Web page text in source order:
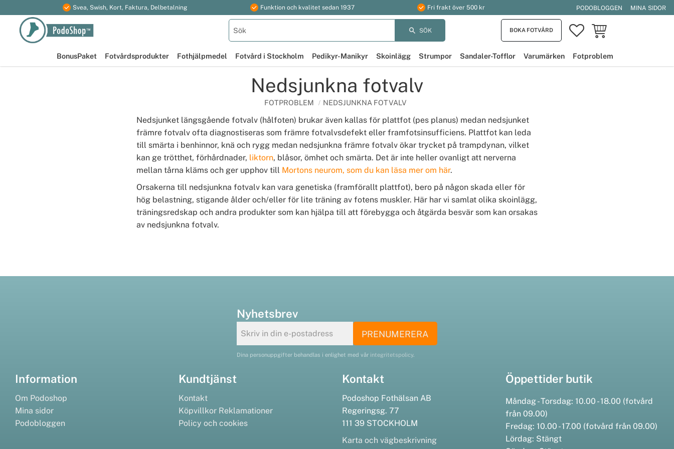
Svea, Swish, Kort, Faktura, Delbetalning Funktion och kvalitet sedan 1937 Fri frakt över 500 kr PODOBLOGGEN MINA SIDOR
SÖK BOKA FOTVÅRD FAVORITER
KUNDVAGN
BonusPaket Fotvårdsprodukter Fothjälpmedel Fotvård i Stockholm Pedikyr-Manikyr Skoinlägg Strumpor Sandaler-Tofflor Varumärken Fotproblem
Nedsjunkna fotvalv
FOTPROBLEM NEDSJUNKNA FOTVALV
Nedsjunket längsgående fotvalv (hålfoten) brukar även kallas för plattfot (pes planus) medan nedsjunket
främre fotvalv ofta diagnostiseras som främre fotvalvsdefekt eller framfotsinsufficiens. Plattfot kan leda
till smärta i benhinnor, knä och rygg medan nedsjunkna främre fotvalv ökar trycket på trampdynan, vilket
kan ge trötthet, förhårdnader, liktorn, blåsor, ömhet och smärta. Det är inte heller ovanligt att nerverna
mellan tårna kläms och ger upphov till Mortons neurom, som du kan läsa mer om här.
Orsakerna till nedsjunkna fotvalv kan vara genetiska (framförallt plattfot), bero på någon skada eller för
hög belastning, stigande ålder och/eller för lite träning av fotens muskler. Här har vi samlat olika skoinlägg,
träningsredskap och andra produkter som kan hjälpa till att förebygga och åtgärda besvär som kan orsakas
av nedsjunkna fotvalv.
Nyhetsbrev
PRENUMERERA
Dina personuppgifter behandlas i enlighet med vår integritetspolicy.
Information
Om Podoshop
Mina sidor
Podobloggen
Kundtjänst
Kontakt
Köpvillkor Reklamationer
Policy och cookies
Kontakt
Podoshop Fothälsan AB
Regeringsg. 77
111 39 STOCKHOLM
Karta och vägbeskrivning
Öppettider butik
Måndag - Torsdag: 10.00 - 18.00 (fotvård
från 09.00)
Fredag: 10.00 - 17.00 (fotvård från 09.00)
Lördag: Stängt